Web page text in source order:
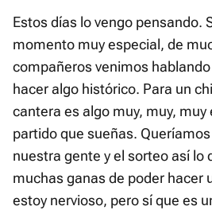
Estos días lo vengo pensando.
momento muy especial, de
compañeros venimos
hacer algo histórico. Para un
cantera es algo muy, muy, muy
partido que sueñas.
nuestra gente y el sorteo así lo
muchas ganas de poder hacer
estoy nervioso, pero sí que es